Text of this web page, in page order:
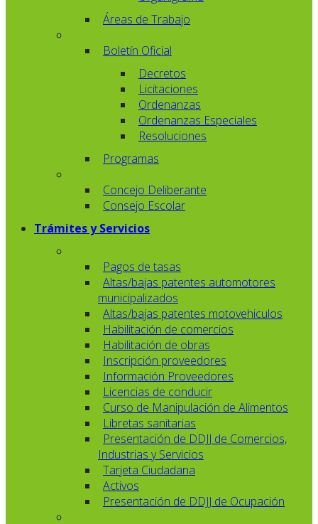
Áreas de Trabajo
Boletín Oficial
Decretos
Licitaciones
Ordenanzas
Ordenanzas Especiales
Resoluciones
Programas
Concejo Deliberante
Consejo Escolar
Trámites y Servicios
Pagos de tasas
Altas/bajas patentes automotores
municipalizados
Altas/bajas patentes motovehiculos
Habilitación de comercios
Habilitación de obras
Inscripción proveedores
Información Proveedores
Licencias de conducir
Curso de Manipulación de Alimentos
Libretas sanitarias
Presentación de DDJJ de Comercios,
Industrias y Servicios
Tarjeta Ciudadana
Activos
Presentación de DDJJ de Ocupación